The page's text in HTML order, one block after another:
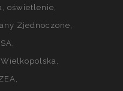
oświetlenie
Zjednoczone
Wielkopolska